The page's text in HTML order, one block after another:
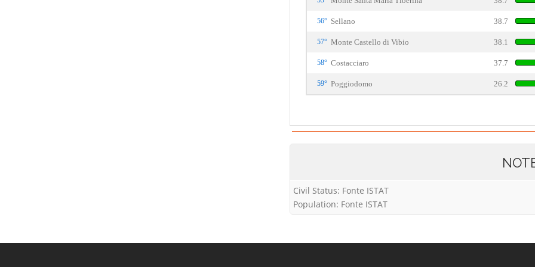
56° Sellano 38.7
57° Monte Castello di Vibio 38.1
58° Costacciaro 37.7
59° Poggiodomo 26.2
Civil Status: Fonte ISTAT
Population: Fonte ISTAT